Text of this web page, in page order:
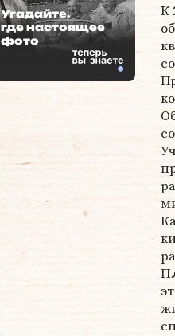
К
Угадайте,
где настоящее
фото